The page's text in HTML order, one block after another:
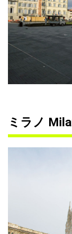
ミラノ